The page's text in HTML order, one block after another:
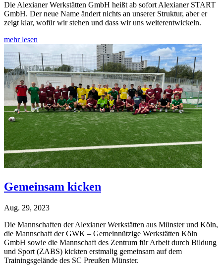
Die Alexianer Werkstätten GmbH heißt ab sofort Alexianer START
GmbH. Der neue Name ändert nichts an unserer Struktur, aber er
zeigt klar, wofür wir stehen und dass wir uns weiterentwickeln.
mehr lesen
Gemeinsam kicken
Aug. 29, 2023
Die Mannschaften der Alexianer Werkstätten aus Münster und Köln,
die Mannschaft der GWK – Gemeinnützige Werkstätten Köln
GmbH sowie die Mannschaft des Zentrum für Arbeit durch Bildung
und Sport (ZABS) kickten erstmalig gemeinsam auf dem
Trainingsgelände des SC Preußen Münster.